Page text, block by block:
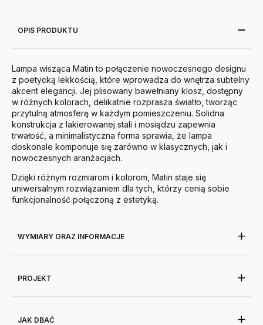
OPIS PRODUKTU
Lampa wisząca Matin to połączenie nowoczesnego designu
z poetycką lekkością, które wprowadza do wnętrza subtelny
akcent elegancji. Jej plisowany bawełniany klosz, dostępny
w różnych kolorach, delikatnie rozprasza światło, tworząc
przytulną atmosferę w każdym pomieszczeniu. Solidna
konstrukcja z lakierowanej stali i mosiądzu zapewnia
trwałość, a minimalistyczna forma sprawia, że lampa
doskonale komponuje się zarówno w klasycznych, jak i
nowoczesnych aranżacjach.
Dzięki różnym rozmiarom i kolorom, Matin staje się
uniwersalnym rozwiązaniem dla tych, którzy cenią sobie
funkcjonalność połączoną z estetyką.
WYMIARY ORAZ INFORMACJE
PROJEKT
JAK DBAĆ